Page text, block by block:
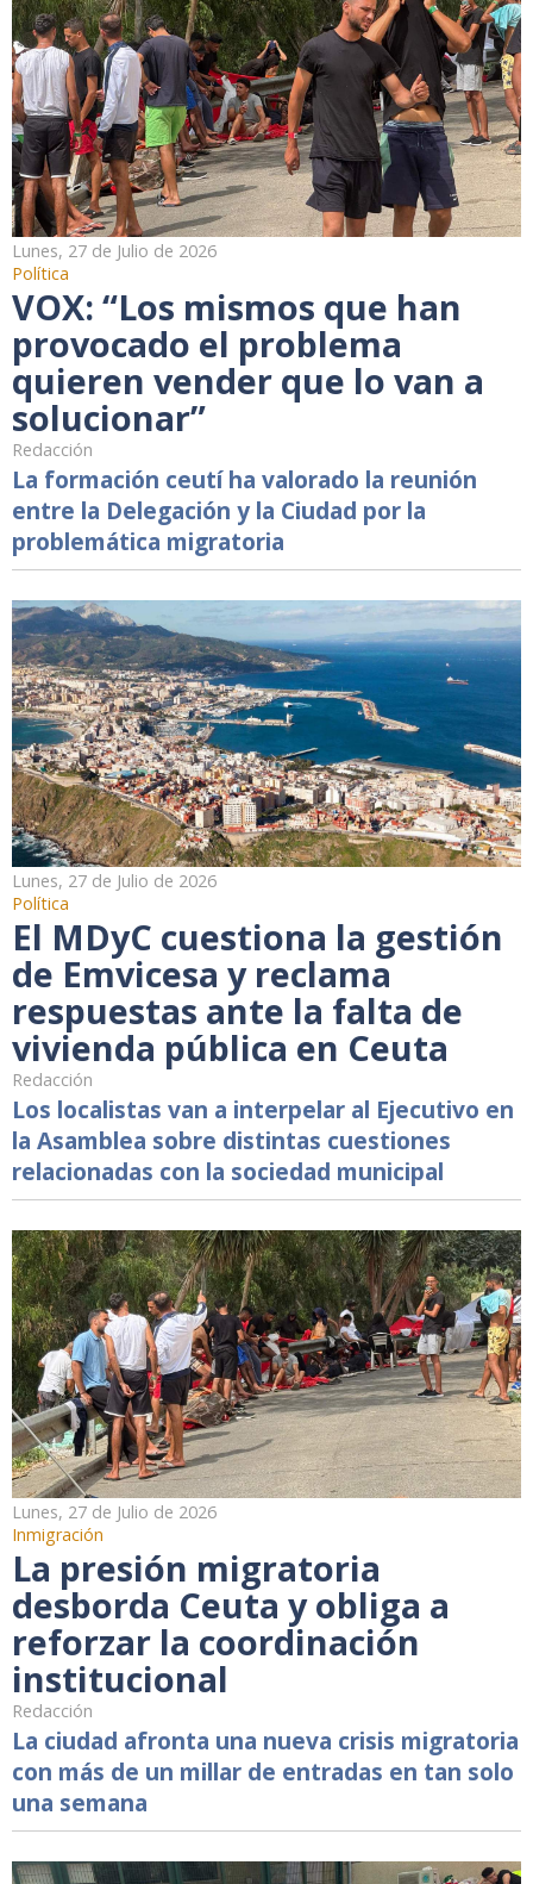
Lunes, 27 de Julio de 2026
Política
VOX: “Los mismos que han
provocado el problema
quieren vender que lo van a
solucionar”
Redacción
La formación ceutí ha valorado la reunión
entre la Delegación y la Ciudad por la
problemática migratoria
Lunes, 27 de Julio de 2026
Política
El MDyC cuestiona la gestión
de Emvicesa y reclama
respuestas ante la falta de
vivienda pública en Ceuta
Redacción
Los localistas van a interpelar al Ejecutivo en
la Asamblea sobre distintas cuestiones
relacionadas con la sociedad municipal
Lunes, 27 de Julio de 2026
Inmigración
La presión migratoria
desborda Ceuta y obliga a
reforzar la coordinación
institucional
Redacción
La ciudad afronta una nueva crisis migratoria
con más de un millar de entradas en tan solo
una semana